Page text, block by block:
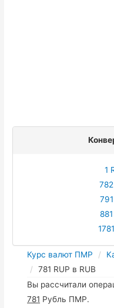
1
Курс валют ПМР
781 RUP в RUB
Вы рассчитали
781 Рубль ПМР.